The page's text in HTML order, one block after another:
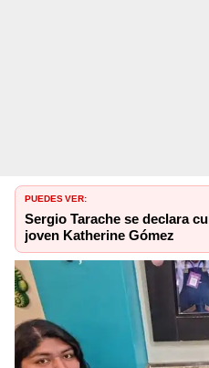
PUEDES VER:
Sergio Tarache se declara
joven Katherine Gómez